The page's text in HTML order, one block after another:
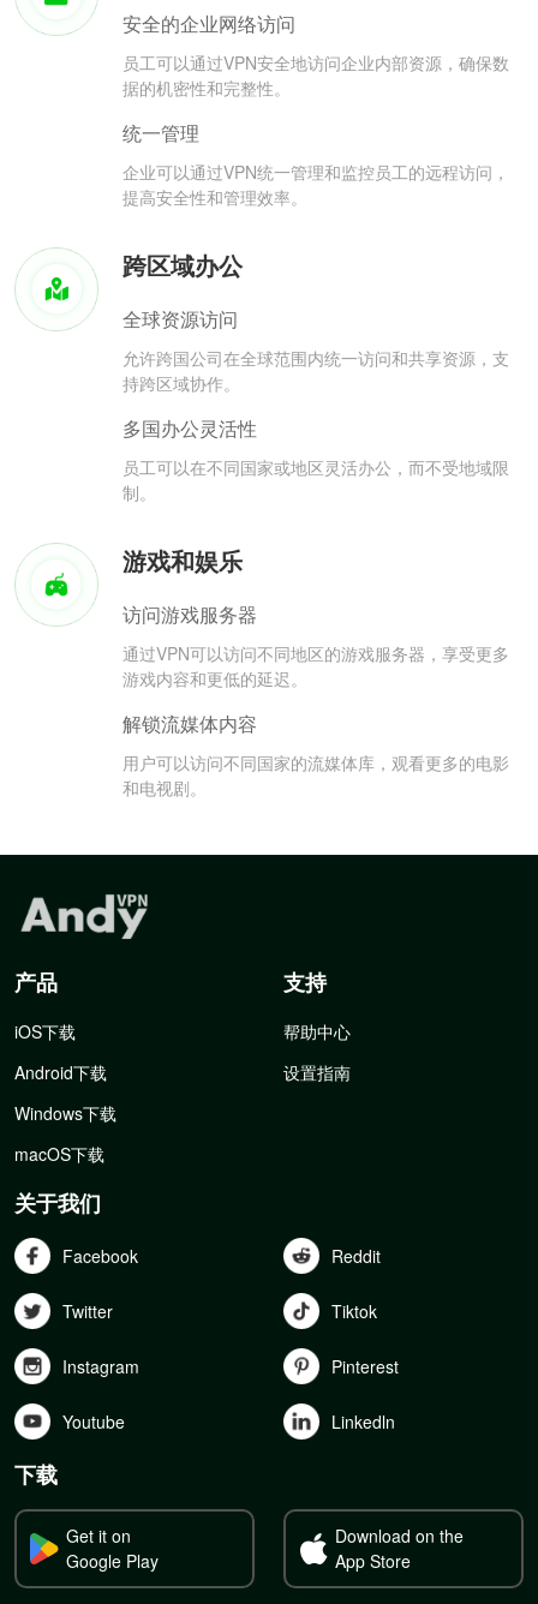
安全的企业网络访问
员工可以通过VPN安全地访问企业内部资源，确保数
据的机密性和完整性。
统一管理
企业可以通过VPN统一管理和监控员工的远程访问，
提高安全性和管理效率。
跨区域办公
全球资源访问
允许跨国公司在全球范围内统一访问和共享资源，支
持跨区域协作。
多国办公灵活性
员工可以在不同国家或地区灵活办公，而不受地域限
制。
游戏和娱乐
访问游戏服务器
通过VPN可以访问不同地区的游戏服务器，享受更多
游戏内容和更低的延迟。
解锁流媒体内容
用户可以访问不同国家的流媒体库，观看更多的电影
和电视剧。
产品
iOS下载
Android下载
Windows下载
macOS下载
支持
帮助中心
设置指南
关于我们
Facebook Reddit
Twitter Tiktok
Instagram Pinterest
Youtube Linkedln
下载
Get it on
Google Play
Download on the
App Store